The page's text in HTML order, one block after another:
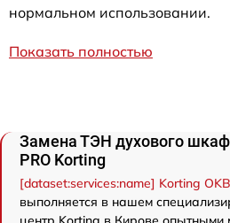
нормальном использовании.
Показать полностью
Замена ТЭН духового
PRO Korting
[dataset:services:name] Korting
выполняется в нашем